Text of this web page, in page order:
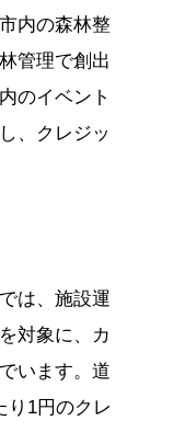
内の森林整
管理で創出
のイベント
、クレジッ
は、施設運
対象に、カ
います。道
り1円のクレ